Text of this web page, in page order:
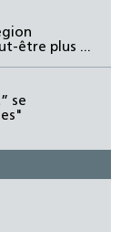
être plus ...
se